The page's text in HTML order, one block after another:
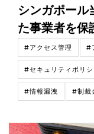
シンガポール
た事業者を保
#アクセス管理 #
#セキュリティポリシ
#情報漏洩 #制裁